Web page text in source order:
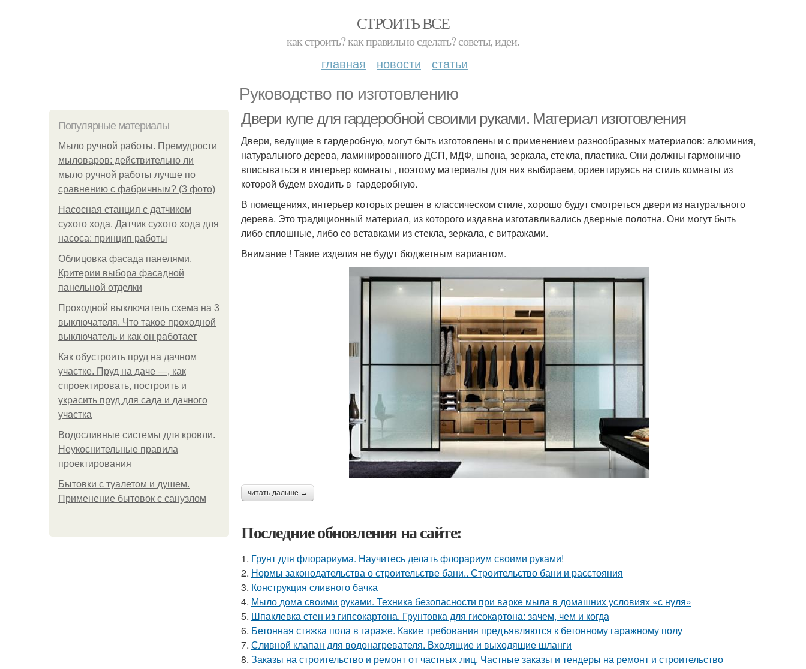
СТРОИТЬ ВСЕ
как строить? как правильно сделать? советы, идеи.
главная новости статьи
Руководство по изготовлению
Популярные материалы
Мыло ручной работы. Премудрости
мыловаров: действительно ли
мыло ручной работы лучше по
сравнению с фабричным? (3 фото)
Насосная станция с датчиком
сухого хода. Датчик сухого хода для
насоса: принцип работы
Облицовка фасада панелями.
Критерии выбора фасадной
панельной отделки
Проходной выключатель схема на 3
выключателя. Что такое проходной
выключатель и как он работает
Как обустроить пруд на дачном
участке. Пруд на даче —, как
спроектировать, построить и
украсить пруд для сада и дачного
участка
Водосливные системы для кровли.
Неукоснительные правила
проектирования
Бытовки с туалетом и душем.
Применение бытовок с санузлом
Двери купе для гардеробной своими руками. Материал изготовления
Двери, ведущие в гардеробную, могут быть изготовлены и с применением разнообразных материалов: алюминия,
натурального дерева, ламинированного ДСП, МДФ, шпона, зеркала, стекла, пластика. Они должны гармонично
вписываться в интерьер комнаты , поэтому материалы для них выбираем, ориентируясь на стиль комнаты из
которой будем входить в гардеробную.
В помещениях, интерьер которых решен в классическом стиле, хорошо будут смотреться двери из натурального
дерева. Это традиционный материал, из которого издавна изготавливались дверные полотна. Они могут быть
либо сплошные, либо со вставками из стекла, зеркала, с витражами.
Внимание ! Такие изделия не будут бюджетным вариантом.
читать дальше →
Последние обновления на сайте:
1. Грунт для флорариума. Научитесь делать флорариум своими руками!
2. Нормы законодательства о строительстве бани.. Строительство бани и расстояния
3. Конструкция сливного бачка
4. Мыло дома своими руками. Техника безопасности при варке мыла в домашних условиях «с нуля»
5. Шпаклевка стен из гипсокартона. Грунтовка для гисокартона: зачем, чем и когда
6. Бетонная стяжка пола в гараже. Какие требования предъявляются к бетонному гаражному полу
7. Сливной клапан для водонагревателя. Входящие и выходящие шланги
8. Заказы на строительство и ремонт от частных лиц. Частные заказы и тендеры на ремонт и строительство